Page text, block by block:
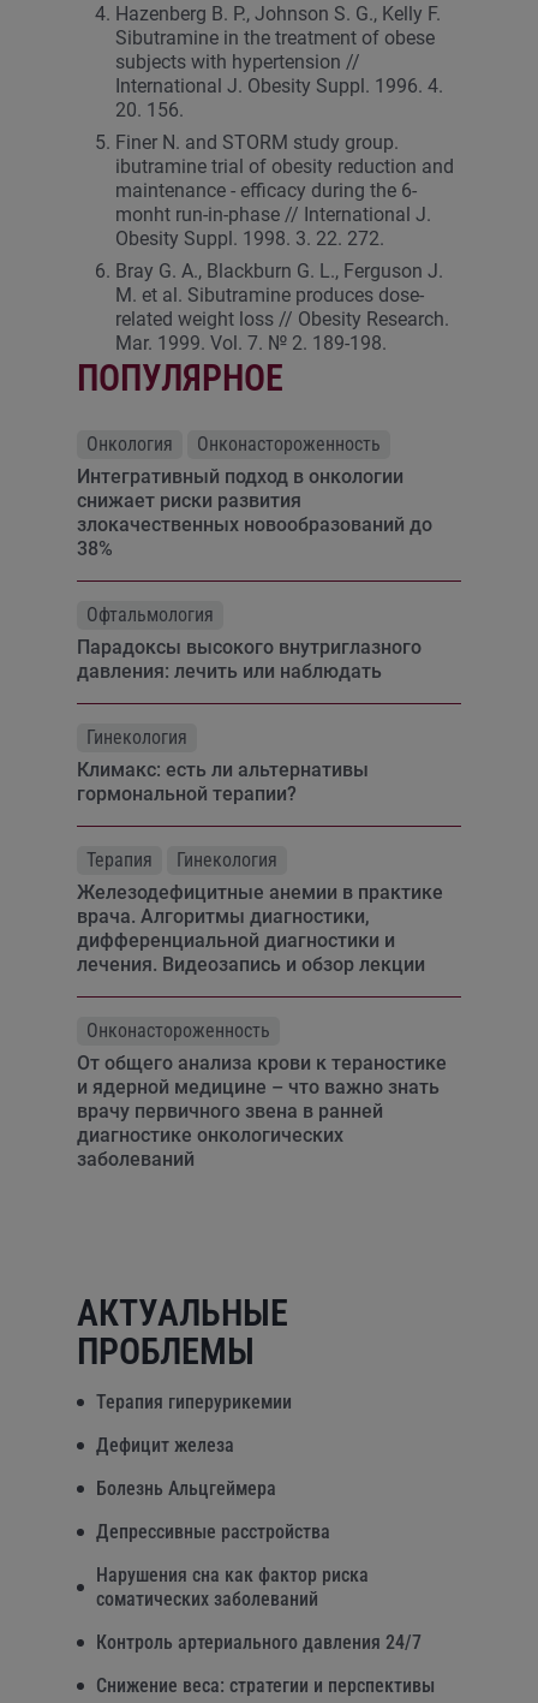
Hazenberg B. P., Johnson S. G., Kelly F.
Sibutramine in the treatment of obese
subjects with hypertension //
International J. Obesity Suppl. 1996. 4.
20. 156.
Finer N. and STORM study group.
ibutramine trial of obesity reduction and
maintenance - efficacy during the 6-
monht run-in-phase // International J.
Obesity Suppl. 1998. 3. 22. 272.
Bray G. A., Blackburn G. L., Ferguson J.
M. et al. Sibutramine produces dose-
related weight loss // Obesity Research.
Mar. 1999. Vol. 7. № 2. 189-198.
ПОПУЛЯРНОЕ
Онкология
Онконастороженность
Интегративный подход в онкологии
снижает риски развития
злокачественных новообразований до
38%
Офтальмология
Парадоксы высокого внутриглазного
давления: лечить или наблюдать
Гинекология
Климакс: есть ли альтернативы
гормональной терапии?
Терапия
Гинекология
Железодефицитные анемии в практике
врача. Алгоритмы диагностики,
дифференциальной диагностики и
лечения. Видеозапись и обзор лекции
Онконастороженность
От общего анализа крови к тераностике
и ядерной медицине – что важно знать
врачу первичного звена в ранней
диагностике онкологических
заболеваний
АКТУАЛЬНЫЕ
ПРОБЛЕМЫ
Терапия гиперурикемии
Дефицит железа
Болезнь Альцгеймера
Депрессивные расстройства
Нарушения сна как фактор риска
соматических заболеваний
Контроль артериального давления 24/7
Снижение веса: стратегии и перспективы